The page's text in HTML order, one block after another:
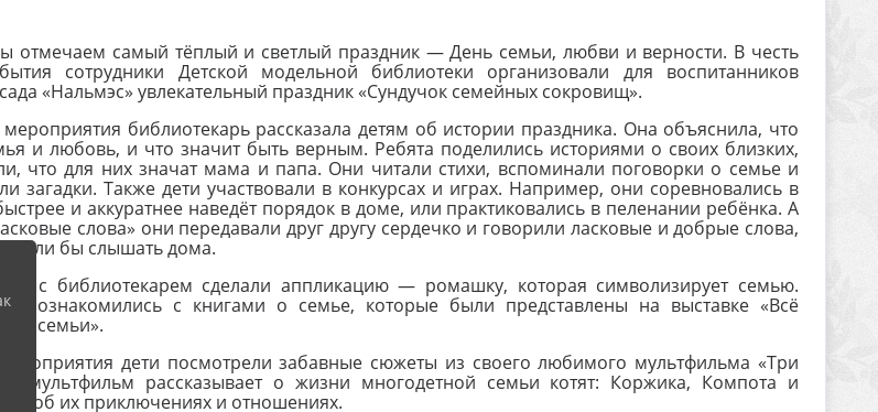
отмечаем самый тёплый и светлый праздник — День семьи, любви и верности. В честь
сотрудники Детской модельной библиотеки организовали для воспитанников
«Нальмэс» увлекательный праздник «Сундучок семейных сокровищ».
библиотекарь рассказала детям об истории праздника. Она объяснила, что
и любовь, и что значит быть верным. Ребята поделились историями о своих близких,
что для них значат мама и папа. Они читали стихи, вспоминали поговорки о семье и
загадки. Также дети участвовали в конкурсах и играх. Например, они соревновались в
и аккуратнее наведёт порядок в доме, или практиковались в пеленании ребёнка. А
слова» они передавали друг другу сердечко и говорили ласковые и добрые слова,
бы слышать дома.
с библиотекарем сделали аппликацию — ромашку, которая символизирует семью.
познакомились с книгами о семье, которые были представлены на выставке «Всё
с семьи».
мероприятия дети посмотрели забавные сюжеты из своего любимого мультфильма «Три
мультфильм рассказывает о жизни многодетной семьи котят: Коржика, Компота и
об их приключениях и отношениях.